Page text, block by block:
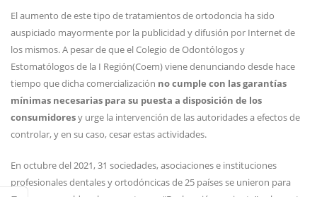
El aumento de este tipo de tratamientos de ortodoncia ha sido
auspiciado mayormente por la publicidad y difusión por Internet de
los mismos. A pesar de que el Colegio de Odontólogos y
Estomatólogos de la I Región(Coem) viene denunciando desde hace
tiempo que dicha comercialización no cumple con las garantías
mínimas necesarias para su puesta a disposición de los
consumidoresy urge la intervención de las autoridades a efectos de
controlar, y en su caso, cesar estas actividades.
En octubre del 2021, 31 sociedades, asociaciones e instituciones
profesionales dentales y ortodóncicas de 25 países se unieron para